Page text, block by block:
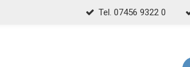
Tel. 07456 9322 0